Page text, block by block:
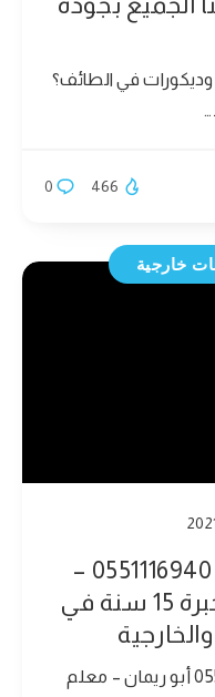
في الطائف؟
0 466
خارجية
معلم بويات الطائف 0551116940 –
معلم بويه بالطائف بخبرة 15 سنة في
معلم بويات الطائف 0551116940 أبو ريمان – معلم